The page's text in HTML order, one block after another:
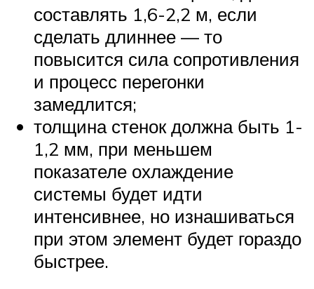
составлять 1,6-2,2 м, если
сделать длиннее — то
повысится сила сопротивления
и процесс перегонки
замедлится;
толщина стенок должна быть 1-
1,2 мм, при меньшем
показателе охлаждение
системы будет идти
интенсивнее, но изнашиваться
при этом элемент будет гораздо
быстрее.